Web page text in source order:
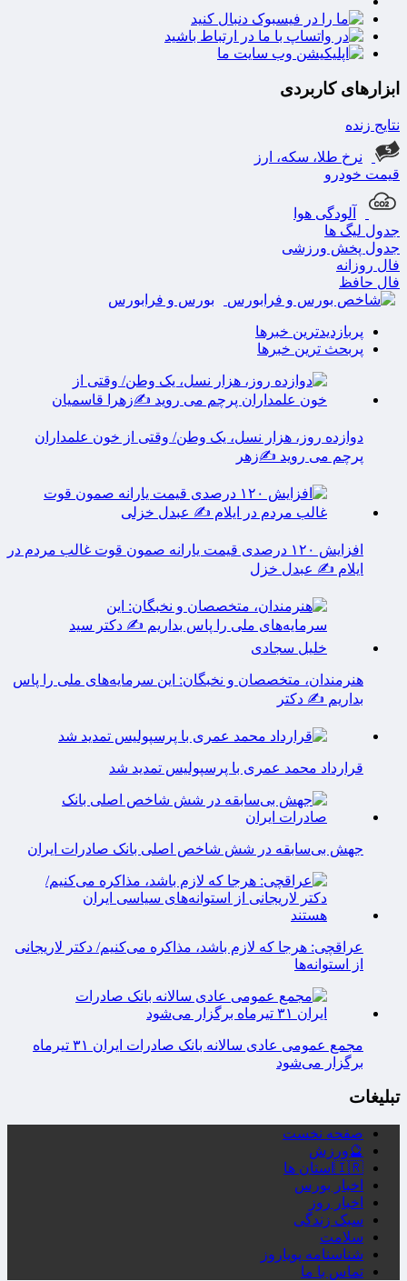
ابزارهای کاربردی
نتایج زنده
نرخ طلا، سکه، ارز
قیمت خودرو
آلودگی هوا
جدول لیگ ها
جدول پخش ورزشی
فال روزانه
فال حافظ
بورس و فرابورس
پربازدیدترین خبرها
پربحث ترین خبرها
دوازده روز، هزار نسل، یک وطن/ وقتی از خون علمداران
پرچم می روید ✍️زهر
افزایش ۱۲۰ درصدی قیمت یارانه صمون قوت غالب مردم در
ایلام ✍️ عبدل خزل
هنرمندان، متخصصان و نخبگان: این سرمایه‌های ملی را پاس
بداریم ✍️ دکتر
قرارداد محمد عمری با پرسپولیس تمدید شد
جهش بی‌سابقه در شش شاخص اصلی بانک صادرات ایران
عراقچی: هرجا که لازم باشد، مذاکره می‌کنیم/ دکتر لاریجانی
از استوانه‌ها
مجمع عمومی عادی سالانه بانک صادرات ایران ۳۱ تیرماه
برگزار می‌شود
تبلیغات
صفحه نخست
🔮ورزش
🇮🇷استان ها
اخبار بورس
اخبار روز
سبک زندگی
سلامت
شناسنامه پویاروز
تماس با ما